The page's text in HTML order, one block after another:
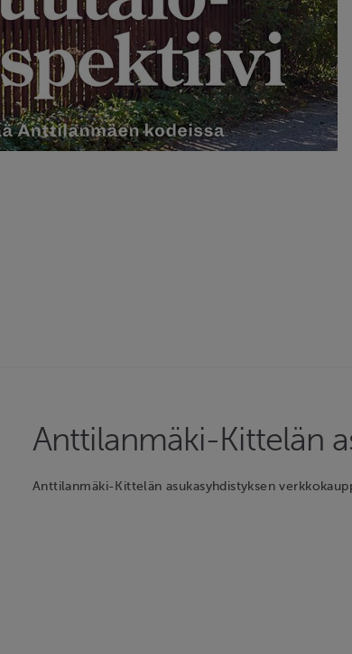
Anttilanmäki-Kittelän
Anttilanmäki-Kittelän asukasyhdistyksen